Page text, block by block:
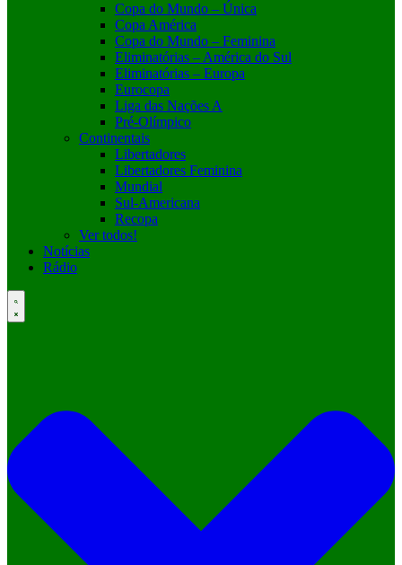
Copa do Mundo – Única
Copa América
Copa do Mundo – Feminina
Eliminatórias – América do Sul
Eliminatórias – Europa
Eurocopa
Liga das Nações A
Pré-Olímpico
Continentais
Libertadores
Libertadores Feminina
Mundial
Sul-Americana
Recopa
Ver todos!
Notícias
Rádio